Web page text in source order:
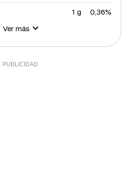
1 g
0,36%
3 g
3,84%
Ver más